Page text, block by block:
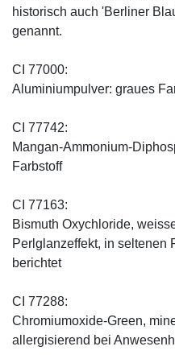
historisch auch 'Berliner
genannt.
CI 77000:
Aluminiumpulver: graues
CI 77742:
Mangan-Ammonium-
Farbstoff
CI 77163:
Bismuth Oxychloride,
Perlglanzeffekt, in seltenen
berichtet
CI 77288:
Chromiumoxide-Green,
allergisierend bei